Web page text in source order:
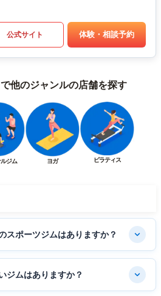
公式サイト 体験・相談予約
他のジャンルの店舗を探す
ジム ヨガ ピラティス
スポーツジムはありますか？
ジムはありますか？